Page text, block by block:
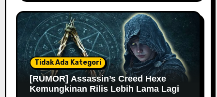
Tidak Ada Kategori
[RUMOR] Assassin’s Creed Hexe
Kemungkinan Rilis Lebih Lama Lagi